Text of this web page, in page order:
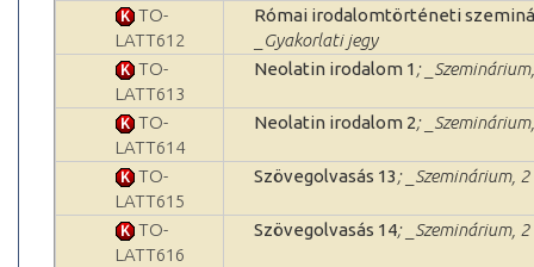
TO-
LATT612
Római irodalomtörténeti
_Gyakorlati jegy
TO-
LATT613
Neolatin irodalom 1;
TO-
LATT614
Neolatin irodalom 2;
TO-
LATT615
Szövegolvasás 13; _Szeminárium,
TO-
LATT616
Szövegolvasás 14; _Szeminárium,